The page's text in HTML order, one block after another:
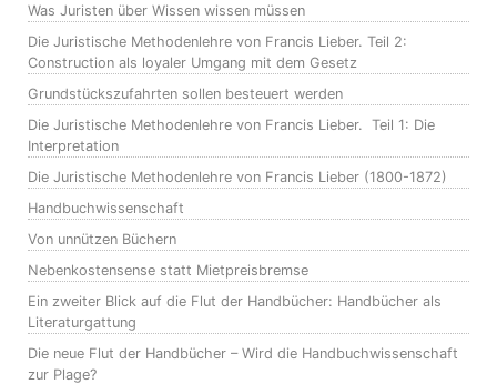
Was Juristen über Wissen wissen müssen
Die Juristische Methodenlehre von Francis Lieber. Teil 2:
Construction als loyaler Umgang mit dem Gesetz
Grundstückszufahrten sollen besteuert werden
Die Juristische Methodenlehre von Francis Lieber. Teil 1: Die
Interpretation
Die Juristische Methodenlehre von Francis Lieber (1800-1872)
Handbuchwissenschaft
Von unnützen Büchern
Nebenkostensense statt Mietpreisbremse
Ein zweiter Blick auf die Flut der Handbücher: Handbücher als
Literaturgattung
Die neue Flut der Handbücher – Wird die Handbuchwissenschaft
zur Plage?